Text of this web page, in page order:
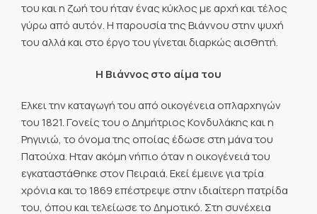
του και η ζωή του ήταν ένας κύκλος με αρχή και τέλος
γύρω από αυτόν. Η παρουσία της Βιάννου στην ψυχή
του αλλά και στο έργο του γίνεται διαρκώς αισθητή.
Η Βιάννος στο αίμα του
Ελκει την καταγωγή του από οικογένεια οπλαρχηγών
του 1821. Γονείς του ο Δημήτριος Κονδυλάκης και η
Ρηγινιώ, το όνομα της οποίας έδωσε στη μάνα του
Πατούχα. Ηταν ακόμη νήπιο όταν η οικογένειά του
εγκαταστάθηκε στον Πειραιά. Εκεί έμεινε για τρία
χρόνια και το 1869 επέστρεψε στην ιδιαίτερη πατρίδα
του, όπου και τελείωσε το Δημοτικό. Στη συνέχεια